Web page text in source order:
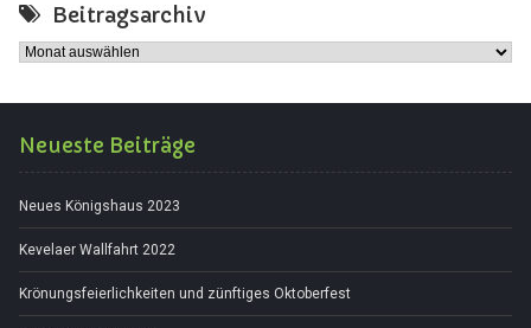
Beitragsarchiv
Beitragsarchiv
Neueste Beiträge
Neues Königshaus 2023
Kevelaer Wallfahrt 2022
Krönungsfeierlichkeiten und zünftiges Oktoberfest